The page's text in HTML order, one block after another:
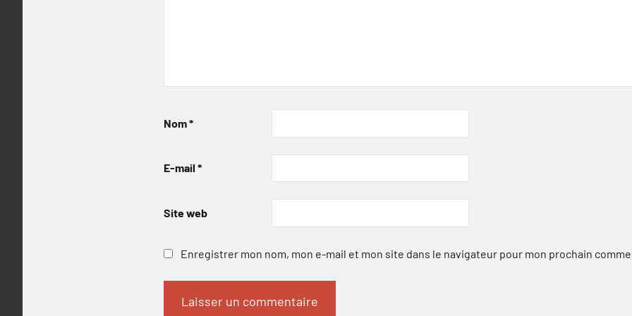
Nom*
E-mail *
Site web
Enregistrer mon nom, mon e-mail et mon site dans le navigateur pour mon prochain